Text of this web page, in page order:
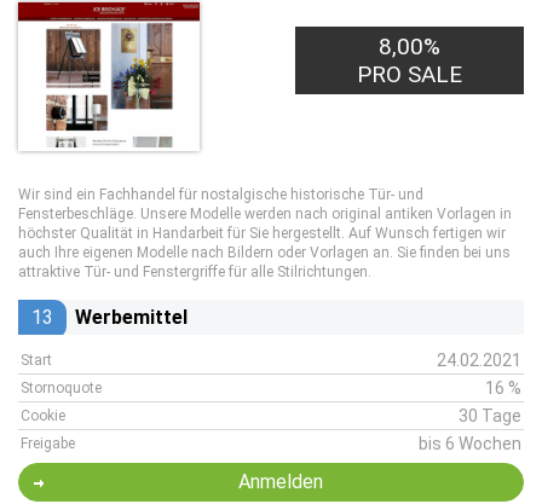
8,00%
PRO SALE
Wir sind ein Fachhandel für nostalgische historische Tür- und
Fensterbeschläge. Unsere Modelle werden nach original antiken Vorlagen in
höchster Qualität in Handarbeit für Sie hergestellt. Auf Wunsch fertigen wir
auch Ihre eigenen Modelle nach Bildern oder Vorlagen an. Sie finden bei uns
attraktive Tür- und Fenstergriffe für alle Stilrichtungen.
13 Werbemittel
Start 24.02.2021
Stornoquote 16 %
Cookie 30 Tage
Freigabe bis 6 Wochen
Anmelden